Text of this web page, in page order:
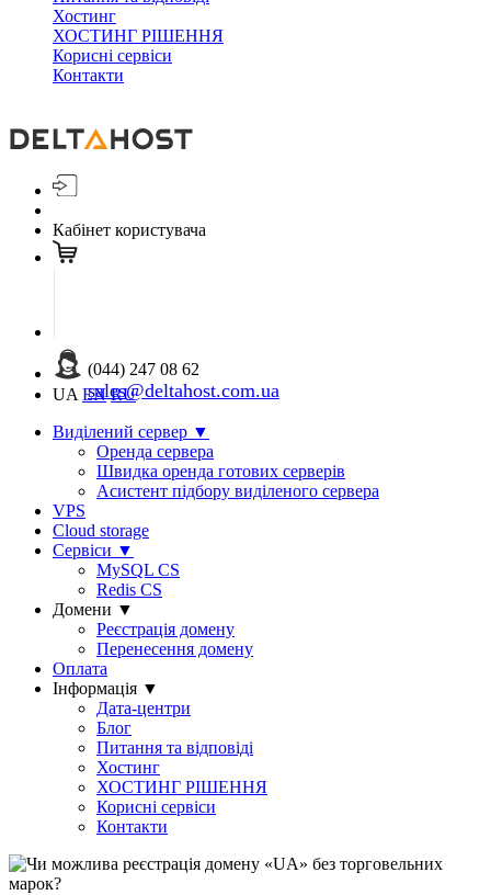
Хостинг
ХОСТИНГ РІШЕННЯ
Корисні сервіси
Контакти
Кабінет користувача
(044) 247 08 62
sales@deltahost.com.ua
UA EN RU
Виділений сервер ▼
Оренда сервера
Швидка оренда готових серверів
Асистент підбору виділеного сервера
VPS
Cloud storage
Сервіси ▼
MySQL CS
Redis CS
Домени ▼
Реєстрація домену
Перенесення домену
Оплата
Інформація ▼
Дата-центри
Блог
Питання та відповіді
Хостинг
ХОСТИНГ РІШЕННЯ
Корисні сервіси
Контакти